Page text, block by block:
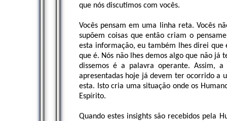
que nós discutimos com vocês.
Vocês pensam em uma linha reta. Vocês
supõem coisas que então criam o
esta informação, eu também lhes direi
que é. Nós não lhes demos algo que não
dissemos é a palavra operante. Assim,
apresentadas hoje já devem ter ocorrido a
esta. Isto cria uma situação onde os
Espírito.
Quando estes insights são recebidos pela